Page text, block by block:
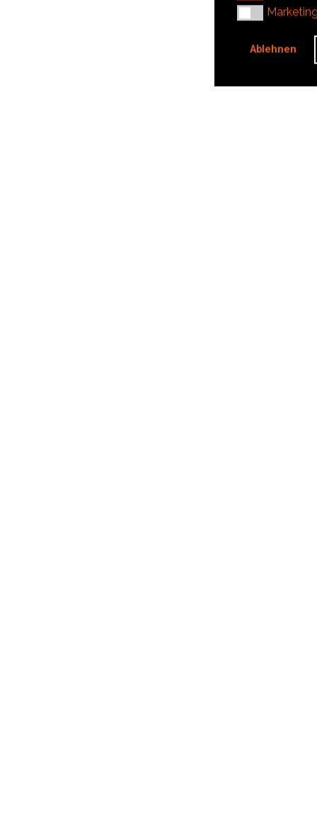
Marketing
Ablehnen